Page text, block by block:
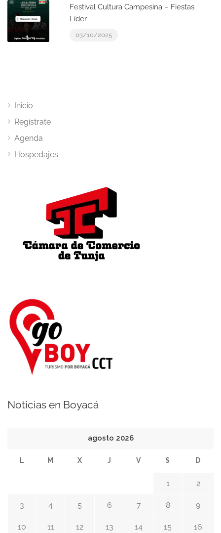
Festival Cultura Campesina – Fiestas
Líder
03/10/2025
Inicio
Regístrate
Agenda
Hospedajes
Noticias en Boyacá
agosto 2026
L M X J V S D
1 2
3 4 5 6 7 8 9
10 11 12 13 14 15 16